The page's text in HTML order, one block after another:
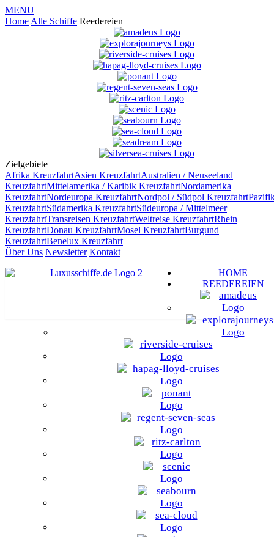
MENU
Home Alle Schiffe Reedereien
Zielgebiete
Afrika KreuzfahrtAsien KreuzfahrtAustralien / Neuseeland
KreuzfahrtMittelamerika / Karibik KreuzfahrtNordamerika
KreuzfahrtNordeuropa KreuzfahrtNordpol / Südpol Kreuzfahrt
KreuzfahrtSüdamerika KreuzfahrtSüdeuropa / Mittelmeer
KreuzfahrtTransreisen KreuzfahrtWeltreise KreuzfahrtRhein
KreuzfahrtDonau KreuzfahrtMosel KreuzfahrtBurgund
KreuzfahrtBenelux Kreuzfahrt
Über Uns Newsletter Kontakt
HOME
REEDEREIEN